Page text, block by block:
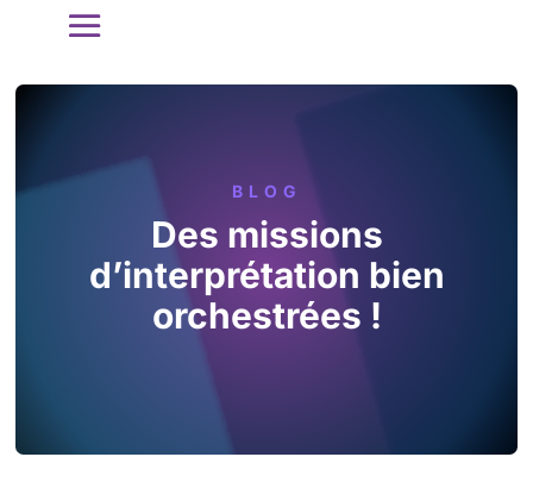
BLOG
Des missions
d’interprétation bien
orchestrées !